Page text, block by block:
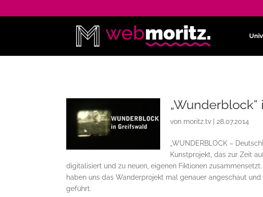
von moritz.tv 28.07.2014
„WUNDERBLOCK –
Kunstprojekt, das zur Zeit
digitalisiert und zu neuen, eigenen Fiktionen
haben uns das Wanderprojekt mal genauer angeschaut
geführt.